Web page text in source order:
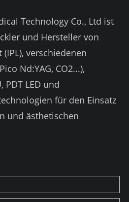
Technology Co., Ltd ist
und Hersteller von
verschiedenen
Nd:YAG, CO2...),
PDT LED und
für den Einsatz
und ästhetischen